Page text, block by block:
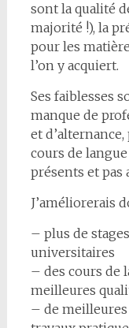
sont la qualité
majorité !), la
pour les
l’on y acquiert.
Ses faiblesses
manque de
et
cours de
présents et pas
J’améliorerais
– plus de
universitaires
– des cours de
meilleures
– de